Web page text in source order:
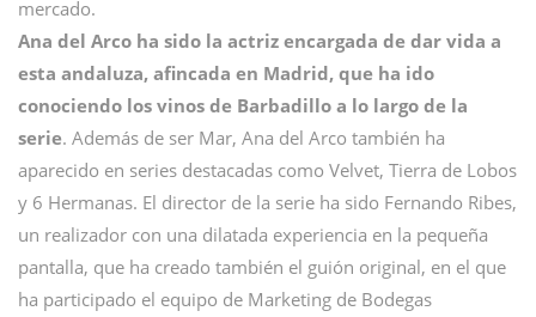
mercado.
Ana del Arco ha sido la actriz encargada de dar vida a
esta andaluza, afincada en Madrid, que ha ido
conociendo los vinos de Barbadillo a lo largo de la
serie. Además de ser Mar, Ana del Arco también ha
aparecido en series destacadas como Velvet, Tierra de Lobos
y 6 Hermanas. El director de la serie ha sido Fernando Ribes,
un realizador con una dilatada experiencia en la pequeña
pantalla, que ha creado también el guión original, en el que
ha participado el equipo de Marketing de Bodegas